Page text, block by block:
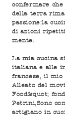
confermare
della terra
passione:la
di azioni
mente.
La mia cucina
italiana e alle
francese, il mio
Alleato del
Food&quot;
Petrini,Sono
artigiano in